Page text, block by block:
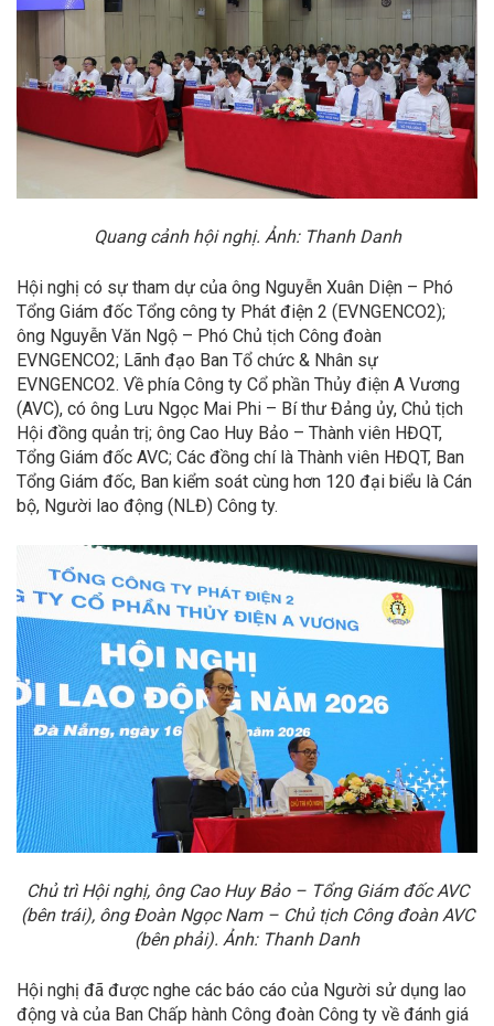
Quang cảnh hội nghị. Ảnh: Thanh Danh
Hội nghị có sự tham dự của ông Nguyễn Xuân Diện – Phó
Tổng Giám đốc Tổng công ty Phát điện 2 (EVNGENCO2);
ông Nguyễn Văn Ngộ – Phó Chủ tịch Công đoàn
EVNGENCO2; Lãnh đạo Ban Tổ chức & Nhân sự
EVNGENCO2. Về phía Công ty Cổ phần Thủy điện A Vương
(AVC), có ông Lưu Ngọc Mai Phi – Bí thư Đảng ủy, Chủ tịch
Hội đồng quản trị; ông Cao Huy Bảo – Thành viên HĐQT,
Tổng Giám đốc AVC; Các đồng chí là Thành viên HĐQT, Ban
Tổng Giám đốc, Ban kiểm soát cùng hơn 120 đại biểu là Cán
bộ, Người lao động (NLĐ) Công ty.
Chủ trì Hội nghị, ông Cao Huy Bảo – Tổng Giám đốc AVC
(bên trái), ông Đoàn Ngọc Nam – Chủ tịch Công đoàn AVC
(bên phải). Ảnh: Thanh Danh
Hội nghị đã được nghe các báo cáo của Người sử dụng lao
động và của Ban Chấp hành Công đoàn Công ty về đánh giá